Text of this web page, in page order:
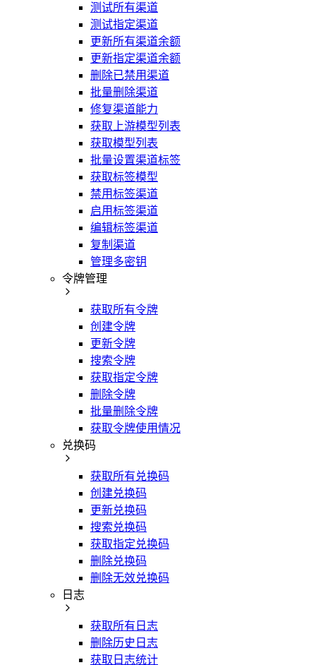
测试所有渠道
测试指定渠道
更新所有渠道余额
更新指定渠道余额
删除已禁用渠道
批量删除渠道
修复渠道能力
获取上游模型列表
获取模型列表
批量设置渠道标签
获取标签模型
禁用标签渠道
启用标签渠道
编辑标签渠道
复制渠道
管理多密钥
令牌管理
获取所有令牌
创建令牌
更新令牌
搜索令牌
获取指定令牌
删除令牌
批量删除令牌
获取令牌使用情况
兑换码
获取所有兑换码
创建兑换码
更新兑换码
搜索兑换码
获取指定兑换码
删除兑换码
删除无效兑换码
日志
获取所有日志
删除历史日志
获取日志统计